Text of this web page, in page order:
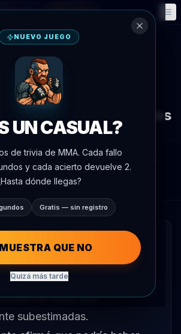
🎮 Fantasía 📅 Eventos
Entrevista
Says He Could Have
Pimblett, Believes
Is Underrated
AgentMMA.com
ha rechazado la idea de que
unidimensional, afirmando
de lucha son
subestimadas.
NUEVO JUEGO
UN CASUAL?
de trivia de MMA. Cada fallo
y cada acierto devuelve 2.
dónde llegas?
Gratis — sin registro
QUE NO
Quizá más tarde